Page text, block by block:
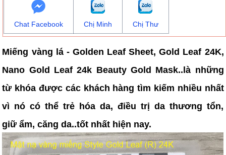
Chat Facebook Chị Minh Chị Thư
Miếng vàng lá - Golden Leaf Sheet, Gold Leaf 24K,
Nano Gold Leaf 24k Beauty Gold Mask..là những
từ khóa được các khách hàng tìm kiếm nhiều nhất
vì nó có thể trẻ hóa da, điều trị da thương tổn,
giữ ẩm, căng da..tốt nhất hiện nay.